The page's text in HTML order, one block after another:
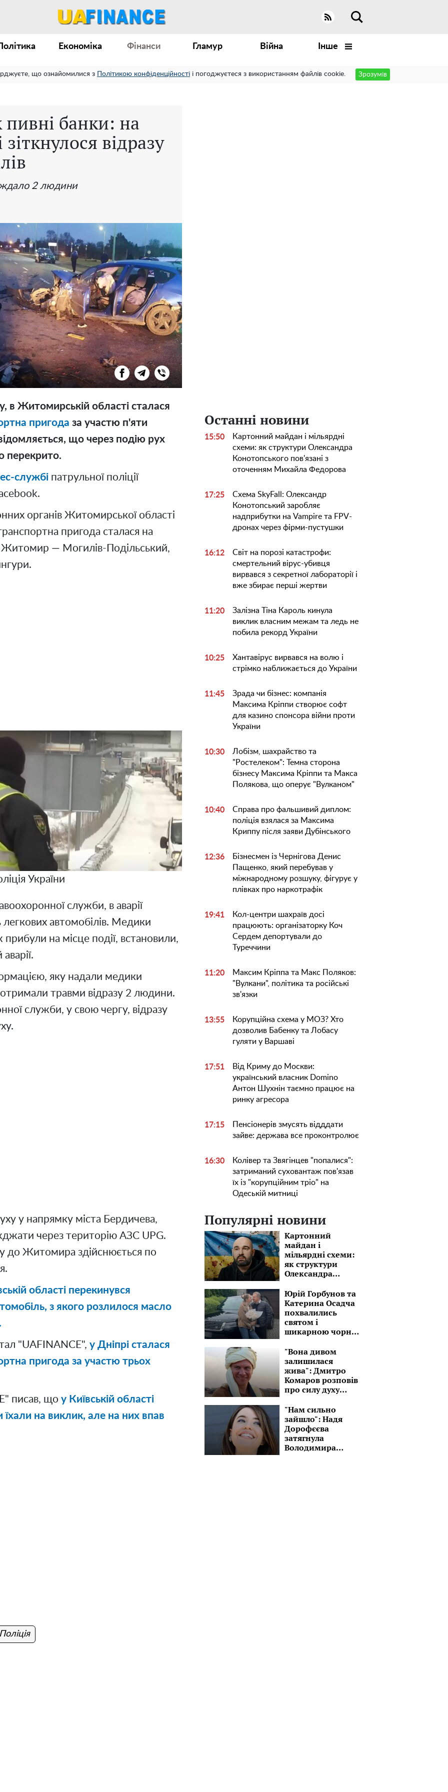
Економіка Фінанси Гламур Війна Інше
що ознайомилися з Політикою конфіденційності і погоджуєтеся з використанням файлів cookie. Зрозумів
банки: на
відразу
2 людини
в Житомирській області сталася
пригода за участю п'яти
що через подію рух
перекрито.
службі патрульної поліції
органів Житомирської області
пригода сталася на
Житомир — Могилів-Подільський,
України
служби, в аварії
автомобілів. Медики
на місце події, встановили,
яку надали медики
травми відразу 2 людини.
служби, у свою чергу, відразу
у напрямку міста Бердичева,
через територію АЗС UPG.
до Житомира здійснюється по
області перекинувся
з якого розлилося масло
"UAFINANCE", у Дніпрі сталася
пригода за участю трьох
писав, що у Київській області
на виклик, але на них впав
Останні новини
15:50
Картонний майдан і мільярдні
схеми: як структури Олександра
Конотопського пов'язані з
оточенням Михайла Федорова
17:25
Схема SkyFall: Олександр
Конотопський заробляє
надприбутки на Vampire та FPV-
дронах через фірми-пустушки
16:12
Світ на порозі катастрофи:
смертельний вірус-убивця
вирвався з секретної лабораторії і
вже збирає перші жертви
11:20
Залізна Тіна Кароль кинула
виклик власним межам та ледь не
побила рекорд України
10:25
Хантавірус вирвався на волю і
стрімко наближається до України
11:45
Зрада чи бізнес: компанія
Максима Кріппи створює софт
для казино спонсора війни проти
України
10:30
Лобізм, шахрайство та
"Ростелеком": Темна сторона
бізнесу Максима Кріппи та Макса
Полякова, що оперує "Вулканом"
10:40
Справа про фальшивий диплом:
поліція взялася за Максима
Криппу після заяви Дубінського
12:36
Бізнесмен із Чернігова Денис
Пащенко, який перебував у
міжнародному розшуку, фігурує у
плівках про наркотрафік
19:41
Кол-центри шахраїв досі
працюють: організаторку Коч
Сердем депортували до
Туреччини
11:20
Максим Кріппа та Макс Поляков:
"Вулкани", політика та російські
зв'язки
13:55
Корупційна схема у МОЗ? Хто
дозволив Бабенку та Лобасу
гуляти у Варшаві
17:51
Від Криму до Москви:
український власник Domino
Антон Шухнін таємно працює на
ринку агресора
17:15
Пенсіонерів змусять відддати
зайве: держава все проконтролює
16:30
Колівер та Звягінцев "попалися":
затриманий суховантаж пов'язав
їх із "корупційним тріо" на
Одеській митниці
Популярні новини
Картонний
майдан і
мільярдні схеми:
як структури
Олександра
пов'язані з
оточенням
Михайла
Федорова
Юрій Горбунов та
Катерина Осадча
похвалились
святом і
шикарною чорню
знов в дорогу!"
"Вона дивом
залишилася
жива": Дмитро
Комаров розповів
про силу духу
без рук і ноги
"Нам сильно
зайшло": Надя
Дорофєєва
затягнула
Володимира